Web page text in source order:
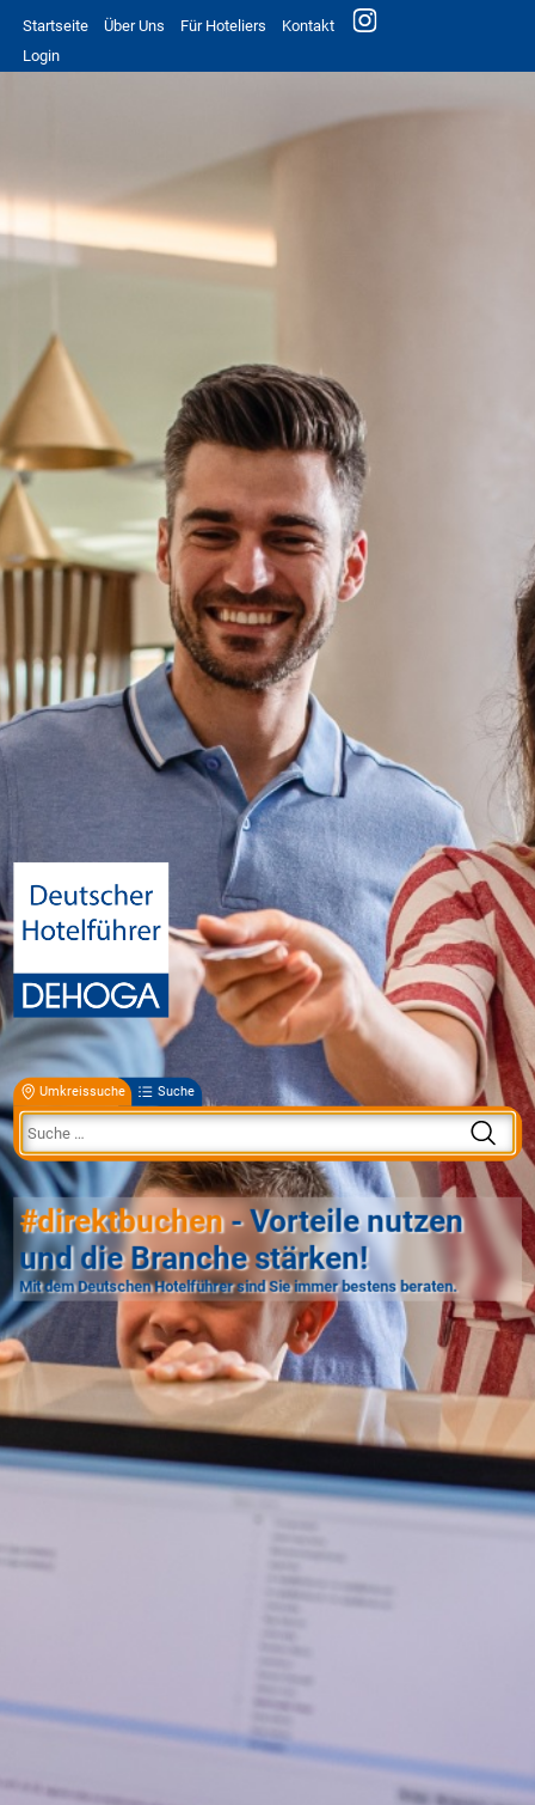
Startseite Über Uns Für Hoteliers
Kontakt
Login
Umkreissuche Suche
#direktbuchen- Vorteile nutzen
und die Branche stärken!
Mit dem Deutschen Hotelführer sind Sie immer bestens beraten.